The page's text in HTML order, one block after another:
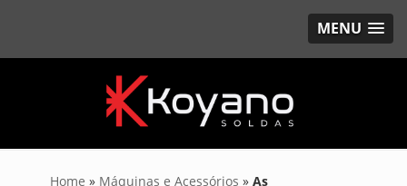
MENU
Home » Máquinas e Acessórios » As